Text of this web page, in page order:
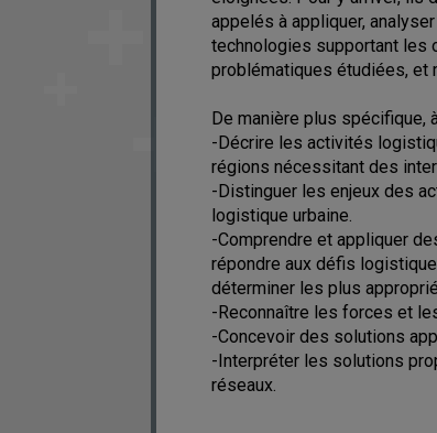
appelés à appliquer,
technologies supportant les
problématiques étudiées, et
De manière plus spécifique,
-Décrire les activités
régions nécessitant des
-Distinguer les enjeux des
logistique urbaine.
-Comprendre et appliquer
répondre aux défis
déterminer les plus
-Reconnaître les forces et
-Concevoir des solutions
-Interpréter les solutions
réseaux.